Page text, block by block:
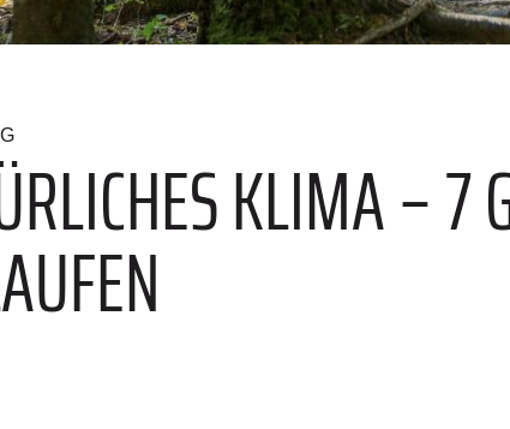
KLIMA – 7